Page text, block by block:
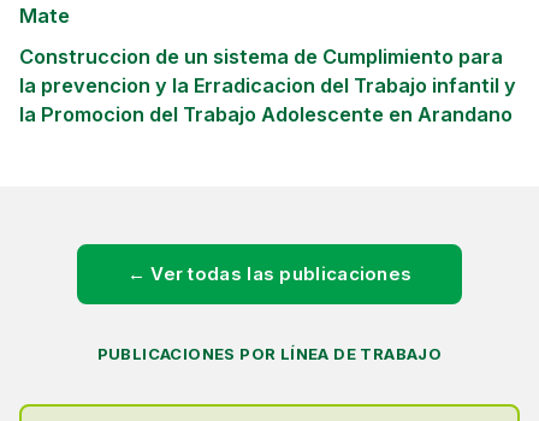
Mate
Construccion de un sistema de Cumplimiento para
la prevencion y la Erradicacion del Trabajo infantil y
la Promocion del Trabajo Adolescente en Arandano
← Ver todas las publicaciones
PUBLICACIONES POR LÍNEA DE TRABAJO